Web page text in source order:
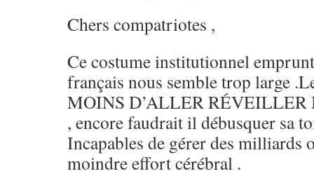
Chers compatriotes ,
Ce costume institutionnel
français nous semble trop large
MOINS D’ALLER
, encore faudrait il débusquer sa
Incapables de gérer des milliards
moindre effort cérébral .